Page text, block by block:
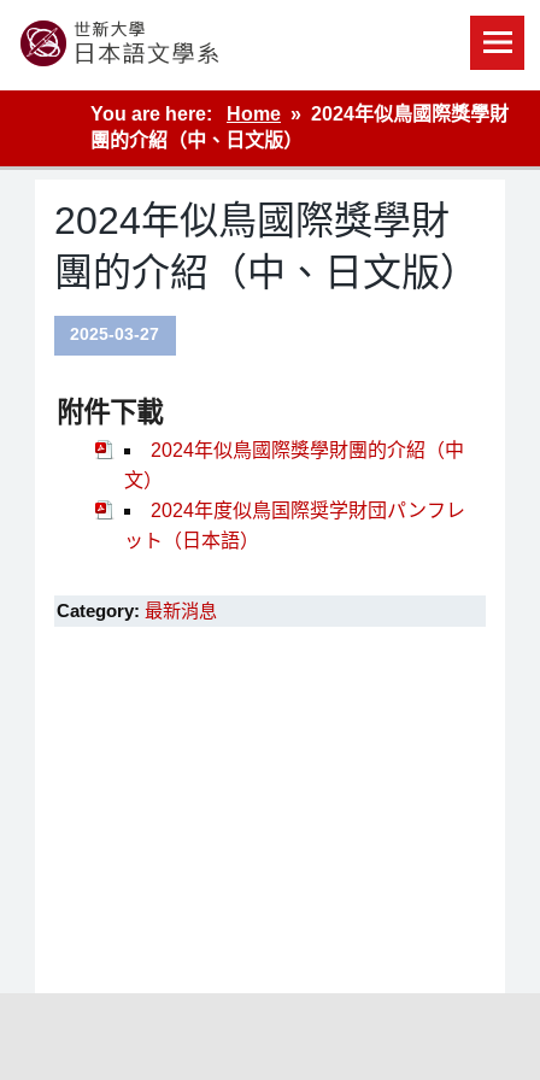
content
世新大學教學單位的網站
You are here:
Home
2024年似鳥國際獎學財
團的介紹（中、日文版）
2024年似鳥國際獎學財
團的介紹（中、日文版）
2025-03-27
附件下載
2024年似鳥國際獎學財團的介紹（中
文）
2024年度似鳥国際奨学財団パンフレ
ット（日本語）
Category: 最新消息